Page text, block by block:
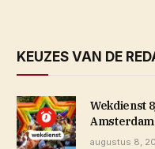
KEUZES VAN DE
Wekdienst
Amsterdam
augustus 8,